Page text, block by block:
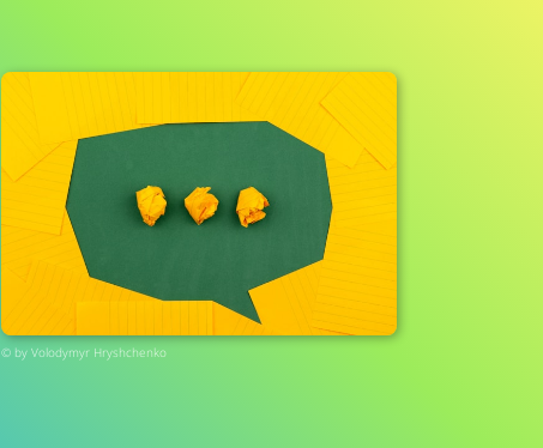
© by Volodymyr Hryshchenko